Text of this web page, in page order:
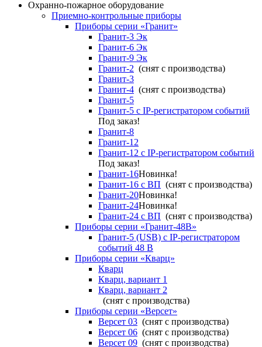
Охранно-пожарное оборудование
Приемно-контрольные приборы
Приборы серии «Гранит»
Гранит-3 Эк
Гранит-6 Эк
Гранит-9 Эк
Гранит-2 (снят с производства)
Гранит-3
Гранит-4 (снят с производства)
Гранит-5
Гранит-5 с IP-регистратором событий
Под заказ!
Гранит-8
Гранит-12
Гранит-12 с IP-регистратором событий
Под заказ!
Гранит-16Новинка!
Гранит-16 с ВП (снят с производства)
Гранит-20Новинка!
Гранит-24Новинка!
Гранит-24 с ВП (снят с производства)
Приборы серии «Гранит-48В»
Гранит-5 (USB) c IP-регистратором
событий 48 В
Приборы серии «Кварц»
Кварц
Кварц, вариант 1
Кварц, вариант 2
(снят с производства)
Приборы серии «Версет»
Версет 03 (снят с производства)
Версет 06 (снят с производства)
Версет 09 (снят с производства)